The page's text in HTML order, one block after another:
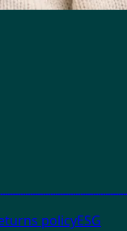
policyESG